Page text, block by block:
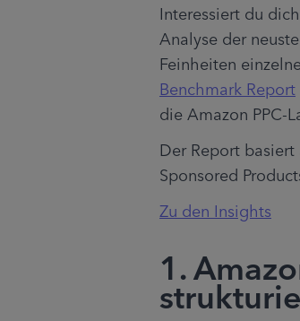
Interessiert du
Analyse der
Feinheiten
Benchmark Report
die Amazon PPC-
Der Report
Sponsored
Zu den Insights
1.